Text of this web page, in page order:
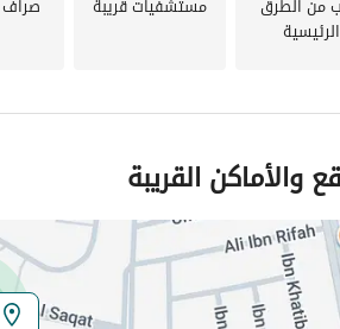
من الطرق
الرئيسية
مستشفيات قريبة
والأماكن القريبة